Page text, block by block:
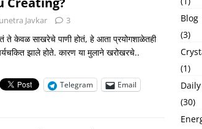
Javkar 3
ते केवळ साखरेचे पाणी होतं, हे आता प्रयोगशाळेतही
झाले होते. कारण या मुलाने खरोखरचे..
Telegram Email
Blog
(3)
(1)
(30)